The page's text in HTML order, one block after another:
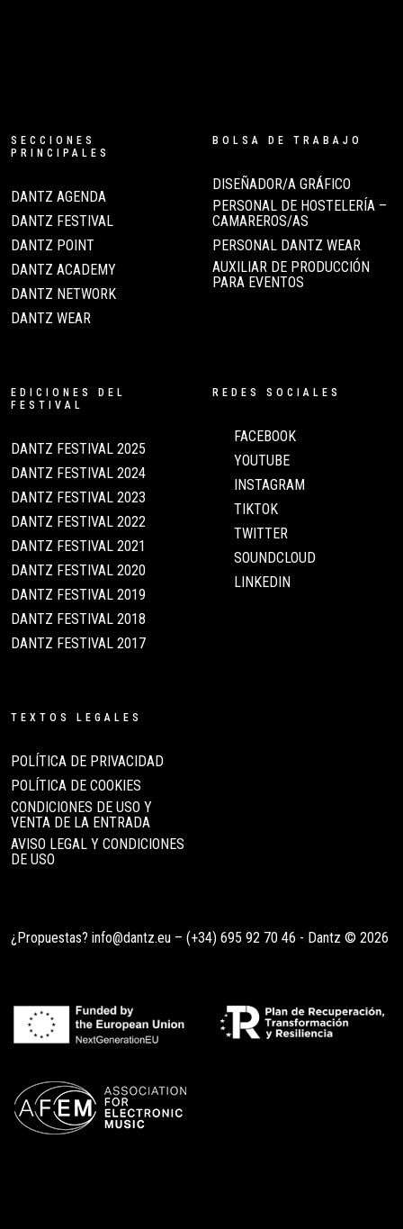
SECCIONES
PRINCIPALES
DANTZ AGENDA
DANTZ FESTIVAL
DANTZ POINT
DANTZ ACADEMY
DANTZ NETWORK
DANTZ WEAR
BOLSA DE TRABAJO
DISEÑADOR/A GRÁFICO
PERSONAL DE HOSTELERÍA –
CAMAREROS/AS
PERSONAL DANTZ WEAR
AUXILIAR DE PRODUCCIÓN
PARA EVENTOS
EDICIONES DEL
FESTIVAL
DANTZ FESTIVAL 2025
DANTZ FESTIVAL 2024
DANTZ FESTIVAL 2023
DANTZ FESTIVAL 2022
DANTZ FESTIVAL 2021
DANTZ FESTIVAL 2020
DANTZ FESTIVAL 2019
DANTZ FESTIVAL 2018
DANTZ FESTIVAL 2017
REDES SOCIALES
FACEBOOK
YOUTUBE
INSTAGRAM
TIKTOK
TWITTER
SOUNDCLOUD
LINKEDIN
TEXTOS LEGALES
POLÍTICA DE PRIVACIDAD
POLÍTICA DE COOKIES
CONDICIONES DE USO Y
VENTA DE LA ENTRADA
AVISO LEGAL Y CONDICIONES
DE USO
¿Propuestas? info@dantz.eu – (+34) 695 92 70 46 - Dantz © 2026